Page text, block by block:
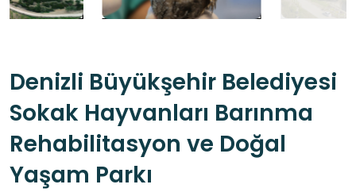
Denizli Büyükşehir Belediyesi
Sokak Hayvanları Barınma
Rehabilitasyon ve Doğal
Yaşam Parkı